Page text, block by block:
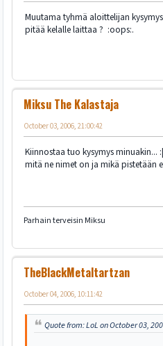
Muutama tyhmä aloittelijan
pitää kelalle laittaa ? :oops:.
Miksu The Kalastaja
October 03, 2006, 21:00:42
Kiinnostaa tuo kysymys minuakin...
mitä ne nimet on ja mikä pistetään
Parhain terveisin Miksu
TheBlackMetaltartzan
October 04, 2006, 10:11:42
Quote from: LoL on October 03,